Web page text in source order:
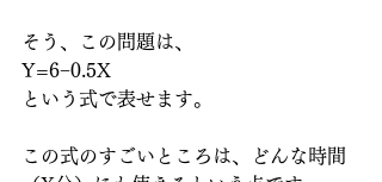
そう、この問題は、
Y=6−0.5X
という式で表せます。
この式のすごいところは、どんな時間